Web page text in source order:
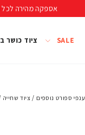
אספקה מהירה לכל הארץ - משלוח חינם ברכישה
SALE ציוד כושר
ענפי ספורט נוספים / ציוד שחייה